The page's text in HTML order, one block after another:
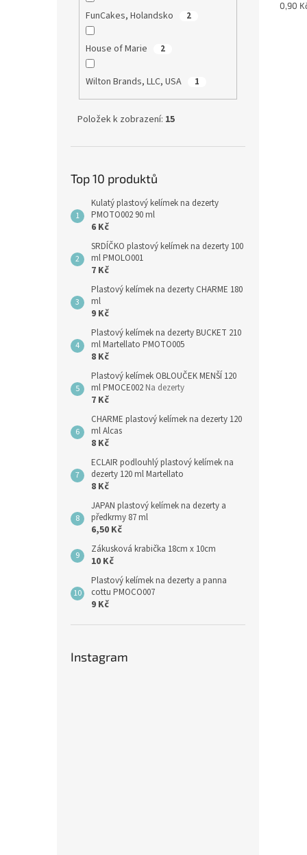
FunCakes, Holandsko 2
House of Marie 2
Wilton Brands, LLC, USA 1
Položek k zobrazení: 15
Top 10 produktů
Kulatý plastový kelímek na dezerty
PMOTO002 90 ml
6 Kč
SRDÍČKO plastový kelímek na dezerty 100
ml PMOLO001
7 Kč
Plastový kelímek na dezerty CHARME 180
ml
9 Kč
Plastový kelímek na dezerty BUCKET 210
ml Martellato PMOTO005
8 Kč
Plastový kelímek OBLOUČEK MENŠÍ 120
ml PMOCE002 Na dezerty
7 Kč
CHARME plastový kelímek na dezerty 120
ml Alcas
8 Kč
ECLAIR podlouhlý plastový kelímek na
dezerty 120 ml Martellato
8 Kč
JAPAN plastový kelímek na dezerty a
předkrmy 87 ml
6,50 Kč
Zákusková krabička 18cm x 10cm
10 Kč
Plastový kelímek na dezerty a panna
cottu PMOCO007
9 Kč
Instagram
Měrná
0,90